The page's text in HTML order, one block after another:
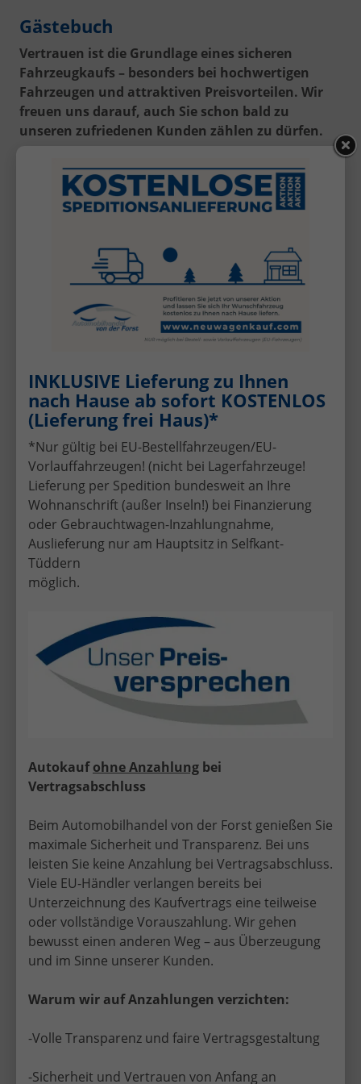
Gästebuch
Vertrauen ist die Grundlage eines sicheren
Fahrzeugkaufs – besonders bei hochwertigen
Fahrzeugen und attraktiven Preisvorteilen. Wir
freuen uns darauf, auch Sie schon bald zu
unseren zufriedenen Kunden zählen zu dürfen.
Vertrauen ist die Grundlage eines sicheren
Fahrzeugkaufs – besonders bei einem EU-
Neuwagen oder Reimport. Bereits über 30.000
Vielleicht sehen wir auch schon bald Ihr
persönliches Auslieferungsfoto mit Ihrem neuen
Fahrzeug bei Automobilhandel von der Forst!
Auslieferungen
Günstige EU-Neuwagen von Dacia im
Überblick
Dacia Bigster
Dacia Duster
Dacia Jogger
Dacia Sandero
INKLUSIVE Lieferung zu Ihnen
nach Hause ab sofort KOSTENLOS
(Lieferung frei Haus)*
*Nur gültig bei EU-Bestellfahrzeugen/EU-
Vorlauffahrzeugen! (nicht bei Lagerfahrzeuge!
Lieferung per Spedition bundesweit an Ihre
Wohnanschrift (außer Inseln!) bei Finanzierung
oder Gebrauchtwagen-Inzahlungnahme,
Auslieferung nur am Hauptsitz in Selfkant-
Tüddern
möglich.
Autokaufohne Anzahlung bei
Vertragsabschluss
Beim Automobilhandel von der Forst genießen Sie
maximale Sicherheit und Transparenz. Bei uns
leisten Sie keine Anzahlung bei Vertragsabschluss.
Viele EU-Händler verlangen bereits bei
Unterzeichnung des Kaufvertrags eine teilweise
oder vollständige Vorauszahlung. Wir gehen
bewusst einen anderen Weg – aus Überzeugung
und im Sinne unserer Kunden.
Warum wir auf Anzahlungen verzichten:
-Volle Transparenz und faire Vertragsgestaltung
-Sicherheit und Vertrauen von Anfang an